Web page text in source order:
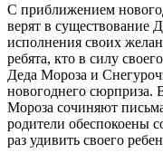
С приближением
верят в существование
исполнения своих
ребята, кто в силу
Деда Мороза и
новогоднего сюрприза.
Мороза сочиняют
родители обеспокоены
раз удивить своего